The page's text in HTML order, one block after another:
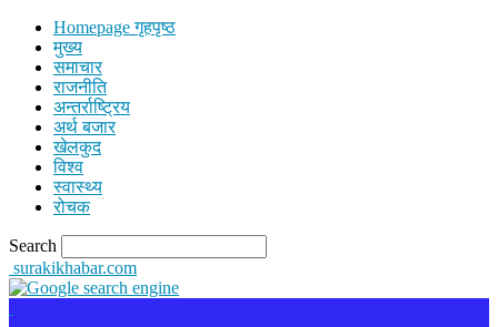
Homepage गृहपृष्ठ
मुख्य
समाचार
राजनीति
अन्तर्राष्ट्रिय
अर्थ बजार
खेलकुद
विश्व
स्वास्थ्य
रोचक
Search
surakikhabar.com